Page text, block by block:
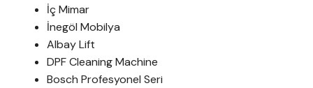
İç Mimar
İnegöl Mobilya
Albay Lift
DPF Cleaning Machine
Bosch Profesyonel Seri